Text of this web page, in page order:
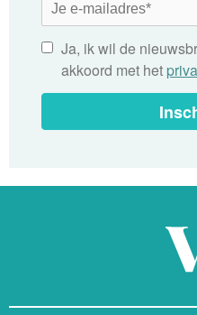
Ja, ik wil de
akkoord met het